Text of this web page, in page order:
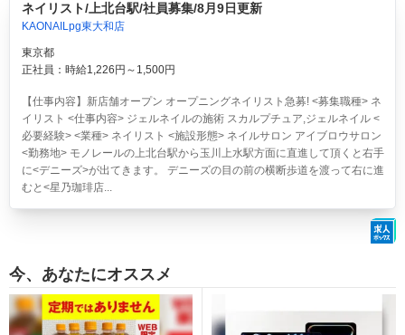
ネイリスト/上北台駅/社員募集/8月9日更新
KAONAILpg東大和店
東京都
正社員：時給1,226円～1,500円
【仕事内容】新店舗オープン オープニングネイリスト急募! <募集職種> ネ
イリスト <仕事内容> ジェルネイルの施術 スカルプチュア,ジェルネイル <
必要経験> <業種> ネイリスト <施設形態> ネイルサロン アイブロウサロン
<勤務地> モノレールの上北台駅から玉川上水駅方面に直進して頂くと右手
に<デニーズ>が出てきます。 デニーズの目の前の横断歩道を渡って右に進
むと<星乃珈琲店...
今、あなたにオススメ